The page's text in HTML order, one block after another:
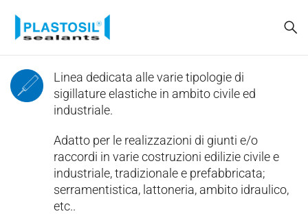
Linea dedicata alle varie tipologie di
sigillature elastiche in ambito civile ed
industriale.
Adatto per le realizzazioni di giunti e/o
raccordi in varie costruzioni edilizie civile e
industriale, tradizionale e prefabbricata;
serramentistica, lattoneria, ambito idraulico,
etc..